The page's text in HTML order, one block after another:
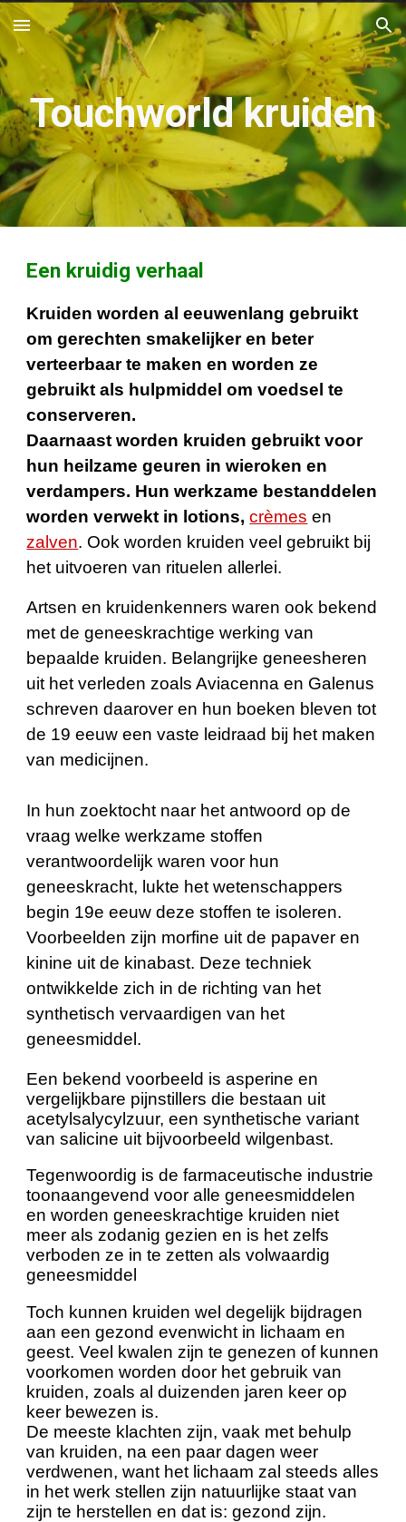
Skip to main content Skip to navigation
Touchworld kruiden
Een kruidig verhaal
Kruiden worden al eeuwenlang gebruikt
om gerechten smakelijker en beter
verteerbaar te maken en worden ze
gebruikt als hulpmiddel om voedsel te
conserveren.
Daarnaast worden kruiden gebruikt voor
hun heilzame geuren in wieroken en
verdampers. Hun werkzame bestanddelen
worden verwekt in lotions,crèmes en
zalven. Ook worden kruiden veel gebruikt bij
het uitvoeren van rituelen allerlei.
Artsen en kruidenkenners waren ook bekend
met de geneeskrachtige werking van
bepaalde kruiden. Belangrijke geneesheren
uit het verleden zoals Aviacenna en Galenus
schreven daarover en hun boeken bleven tot
de 19 eeuw een vaste leidraad bij het maken
van medicijnen.
In hun zoektocht naar het antwoord op de
vraag welke werkzame stoffen
verantwoordelijk waren voor hun
geneeskracht, lukte het wetenschappers
begin 19e eeuw deze stoffen te isoleren.
Voorbeelden zijn morfine uit de papaver en
kinine uit de kinabast. Deze techniek
ontwikkelde zich in de richting van het
synthetisch vervaardigen van het
geneesmiddel.
Een bekend voorbeeld is asperine en
vergelijkbare pijnstillers die bestaan uit
acetylsalycylzuur, een synthetische variant
van salicine uit bijvoorbeeld wilgenbast.
Tegenwoordig is de farmaceutische industrie
toonaangevend voor alle geneesmiddelen
en worden geneeskrachtige kruiden niet
meer als zodanig gezien en is het zelfs
verboden ze in te zetten als volwaardig
geneesmiddel
Toch kunnen kruiden wel degelijk bijdragen
aan een gezond evenwicht in lichaam en
geest. Veel kwalen zijn te genezen of kunnen
voorkomen worden door het gebruik van
kruiden, zoals al duizenden jaren keer op
keer bewezen is.
De meeste klachten zijn, vaak met behulp
van kruiden, na een paar dagen weer
verdwenen, want het lichaam zal steeds alles
in het werk stellen zijn natuurlijke staat van
zijn te herstellen en dat is: gezond zijn.